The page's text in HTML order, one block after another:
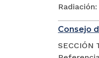
Consejo
SECCIÓN